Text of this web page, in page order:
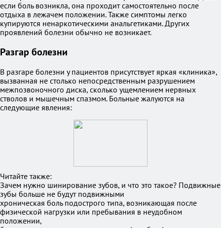
если боль возникла, она проходит самостоятельно после
отдыха в лежачем положении. Также симптомы легко
купируются ненаркотическими анальгетиками. Других
проявлений болезни обычно не возникает.
Разгар болезни
В разгаре болезни у пациентов присутствует яркая «клиника»,
вызванная не столько непосредственным разрушением
межпозвоночного диска, сколько ущемлением нервных
стволов и мышечным спазмом. Больные жалуются на
следующие явления:
Читайте также:
Зачем нужно шинирование зубов, и что это такое? Подвижные
зубы больше не будут подвижными
хроническая боль подострого типа, возникающая после
физической нагрузки или пребывания в неудобном
положении,